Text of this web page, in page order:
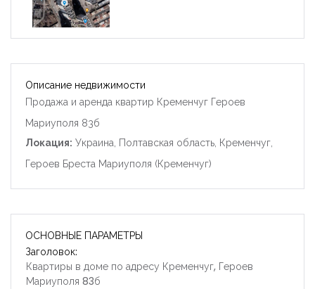
Описание недвижимости
Продажа и аренда квартир Кременчуг Героев
Мариуполя 83б
Локация: Украина, Полтавская область, Кременчуг,
Героев Бреста Мариуполя (Кременчуг)
ОСНОВНЫЕ ПАРАМЕТРЫ
Заголовок:
Квартиры в доме по адресу Кременчуг, Героев
Мариуполя 83б